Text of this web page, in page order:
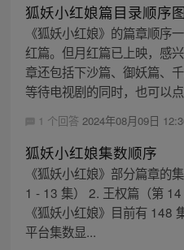
狐妖小红娘篇目录顺序
《狐妖小红娘》的篇章顺序
红篇。但月红篇已上映，感
章还包括下沙篇、御妖篇、
等待电视剧的同时，也可以
1 个回答 2024年08月09日
狐妖小红娘集数顺序
《狐妖小红娘》部分篇章的
1 - 13 集） 2. 王权篇（第 14
《狐妖小红娘》目前有 148
平台集数显...